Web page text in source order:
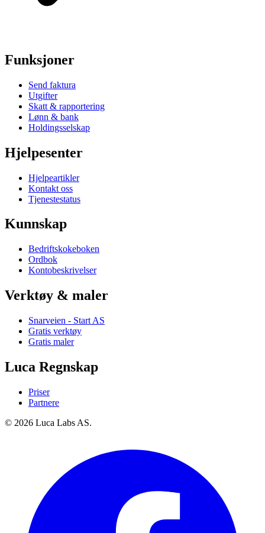
Funksjoner
Send faktura
Utgifter
Skatt & rapportering
Lønn & bank
Holdingsselskap
Hjelpesenter
Hjelpeartikler
Kontakt oss
Tjenestestatus
Kunnskap
Bedriftskokeboken
Ordbok
Kontobeskrivelser
Verktøy & maler
Snarveien - Start AS
Gratis verktøy
Gratis maler
Luca Regnskap
Priser
Partnere
© 2026 Luca Labs AS.